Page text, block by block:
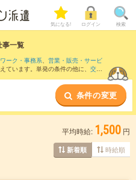
気になる! ログイン 検索
事一覧
ーク・事務系、 営業・販売・サービ
ています。単発の条件の他に、 交通
条件の変更
平均時給: 1,500 円
新着順 時給順